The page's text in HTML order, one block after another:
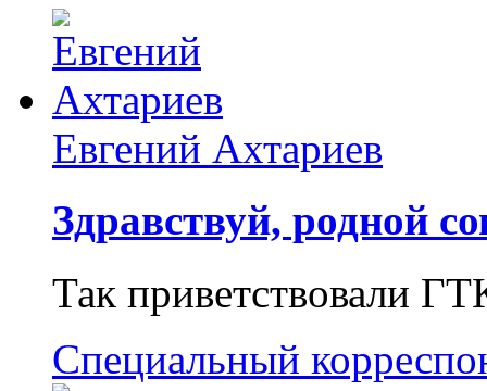
Евгений Ахтариев
Здравствуй, родной
Так приветствовали
Специальный